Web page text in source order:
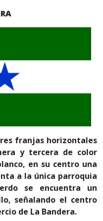
franjas horizontales
y tercera de color
en su centro una
a la única parroquia
se encuentra un
señalando el centro
de La Bandera.